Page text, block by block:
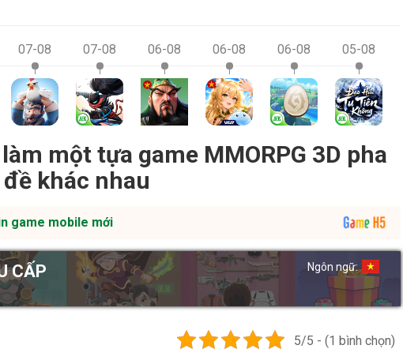
07-08 07-08 06-08 06-08 06-08 05-08
một tựa game MMORPG 3D pha
khác nhau
game mobile mới
CẤP Ngôn ngữ:
5/5 - (1 bình chọn)